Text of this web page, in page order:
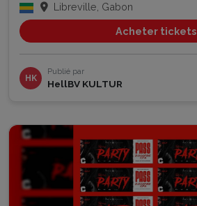
Libreville, Gabon
Acheter tickets
HK
Publié par
HellBV KULTUR